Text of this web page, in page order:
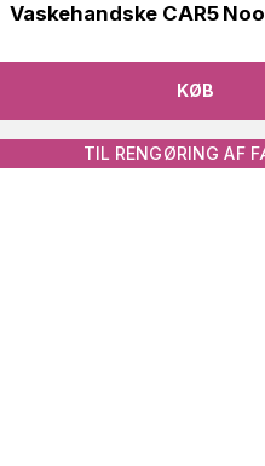
Vaskehandske CAR5
KØB
TIL RENGØRING AF